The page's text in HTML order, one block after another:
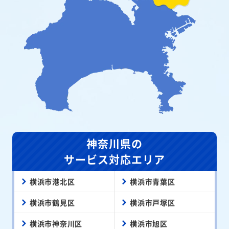
神奈川県の
サービス対応エリア
横浜市港北区 横浜市青葉区
横浜市鶴見区 横浜市戸塚区
横浜市神奈川区 横浜市旭区